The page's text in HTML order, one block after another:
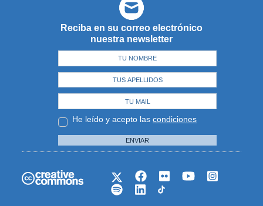
Reciba en su correo electrónico
nuestra newsletter
He leído y acepto las condiciones
ENVIAR